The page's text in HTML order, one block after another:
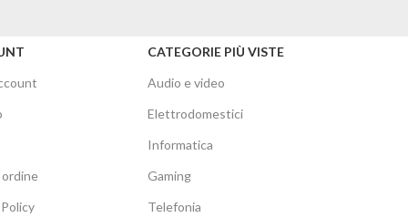
ordine
CATEGORIE PIÙ VISTE
Audio e video
Elettrodomestici
Informatica
Gaming
Telefonia